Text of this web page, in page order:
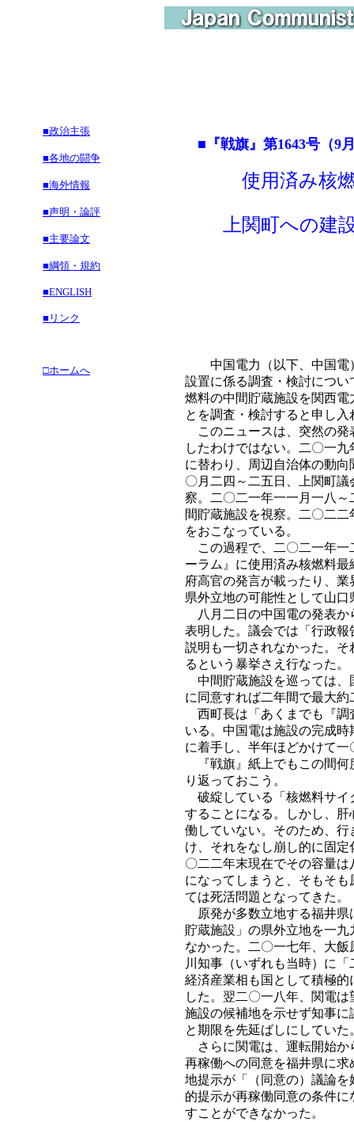
■政治主張
■各地の闘争
■海外情報
■声明・論評
■主要論文
■綱領・規約
■ENGLISH
■リンク
□ホームへ
■『戦旗』第1643号（9
使用済み核
上関町への建設
中国電力（以下、中国電
設置に係る調査・検討につ
燃料の中間貯蔵施設を関西
とを調査・検討すると申し入
このニュースは、突然の発
したわけではない。二〇一
に替わり、周辺自治体の動
〇月二四～二五日、上関町
察。二〇二一年一一月一八
間貯蔵施設を視察。二〇二
をおこなっている。
この過程で、二〇二一年一
ーラム』に使用済み核燃料
府高官の発言が載ったり、
県外立地の可能性として山
八月二日の中国電の発表か
表明した。議会では「行政
説明も一切されなかった。
るという暴挙さえ行なった。
中間貯蔵施設を巡っては、
に同意すれば二年間で最大
西町長は「あくまでも『調
いる。中国電は施設の完成
に着手し、半年ほどかけて
『戦旗』紙上でもこの間何
り返っておこう。
破綻している「核燃料サイ
することになる。しかし、
働していない。そのため、
け、それをなし崩し的に固
〇二二年末現在でその容量
になってしまうと、そもそ
ては死活問題となってきた。
原発が多数立地する福井県
貯蔵施設」の県外立地を一
なかった。二〇一七年、大
川知事（いずれも当時）に
経済産業相も国として積極
した。翌二〇一八年、関電
施設の候補地を示せず知事
と期限を先延ばしにしていた
さらに関電は、運転開始か
再稼働への同意を福井県に
地提示が「（同意の）議論
的提示が再稼働同意の条件
すことができなかった。